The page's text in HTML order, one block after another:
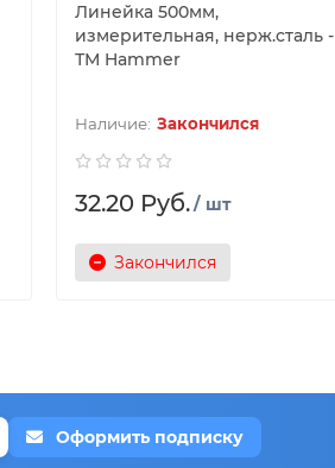
Линейка 500мм,
измерительная, нерж.сталь -
ТМ Hammer
Закончился
32.20 Руб./ шт
Закончился
Оформить подписку